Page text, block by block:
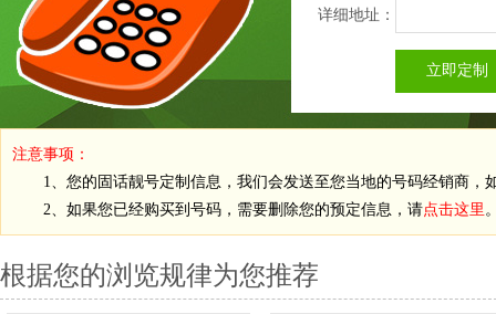
详细地址：
注意事项：
1、您的固话靓号定制信息，我们会发送至您当地的号码经销商，
2、如果您已经购买到号码，需要删除您的预定信息，请点击这里
根据您的浏览规律为您推荐